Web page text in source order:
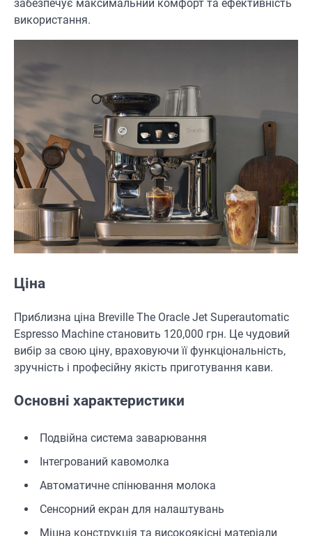
забезпечує максимальний комфорт та ефективність
використання.
Ціна
Приблизна ціна Breville The Oracle Jet Superautomatic
Espresso Machine становить 120,000 грн. Це чудовий
вибір за свою ціну, враховуючи її функціональність,
зручність і професійну якість приготування кави.
Основні характеристики
Подвійна система заварювання
Інтегрований кавомолка
Автоматичне спінювання молока
Сенсорний екран для налаштувань
Міцна конструкція та високоякісні матеріали